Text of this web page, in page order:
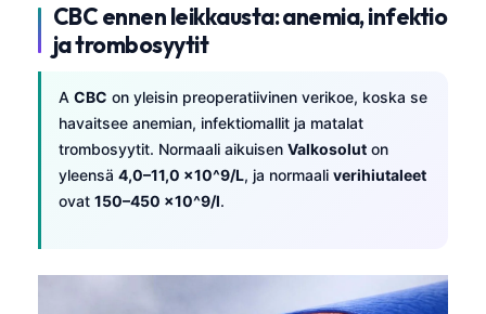
CBC ennen leikkausta: anemia, infektio
ja trombosyytit
A CBC on yleisin preoperatiivinen verikoe, koska se
havaitsee anemian, infektiomallit ja matalat
trombosyytit. Normaali aikuisen Valkosolut on
yleensä 4,0–11,0 x10^9/L, ja normaali verihiutaleet
ovat 150–450 x10^9/l.